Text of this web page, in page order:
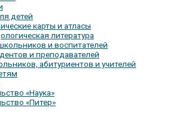
детей
карты и атласы
литература
и воспитателей
и преподавателей
абитуриентов и учителей
«Наука»
«Питер»